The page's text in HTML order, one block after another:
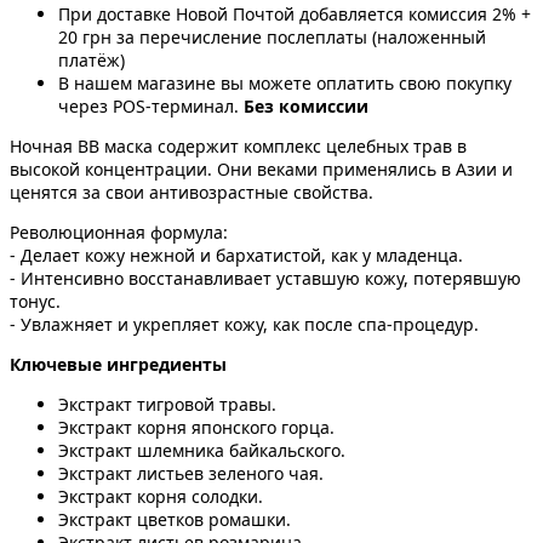
При доставке Новой Почтой добавляется комиссия 2% +
20 грн за перечисление послеплаты (наложенный
платёж)
В нашем магазине вы можете оплатить свою покупку
через POS-терминал. Без комиссии
Ночная ВВ маска содержит комплекс целебных трав в
высокой концентрации. Они веками применялись в Азии и
ценятся за свои антивозрастные свойства.
Революционная формула:
- Делает кожу нежной и бархатистой, как у младенца.
- Интенсивно восстанавливает уставшую кожу, потерявшую
тонус.
- Увлажняет и укрепляет кожу, как после спа-процедур.
Ключевые ингредиенты
Экстракт тигровой травы.
Экстракт корня японского горца.
Экстракт шлемника байкальского.
Экстракт листьев зеленого чая.
Экстракт корня солодки.
Экстракт цветков ромашки.